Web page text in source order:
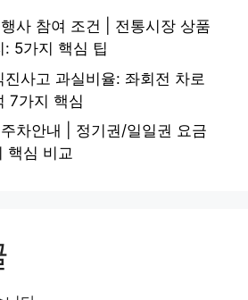
사 참여 조건 | 전통시장 상품
: 5가지 핵심 팁
사고 과실비율: 좌회전 차로
7가지 핵심
차안내 | 정기권/일일권 요금
핵심 비교